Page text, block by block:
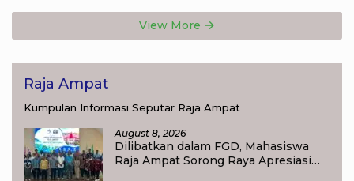
View More
Raja Ampat
Kumpulan Informasi Seputar Raja Ampat
August 8, 2026
Dilibatkan dalam FGD, Mahasiswa
Raja Ampat Sorong Raya Apresiasi